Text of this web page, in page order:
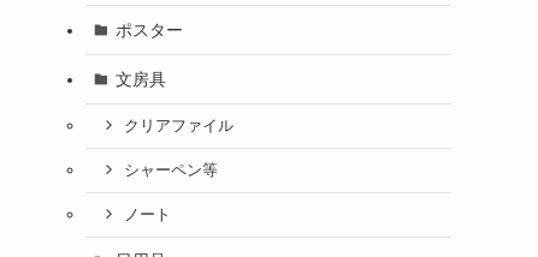
ポスター
文房具
クリアファイル
シャーペン等
ノート